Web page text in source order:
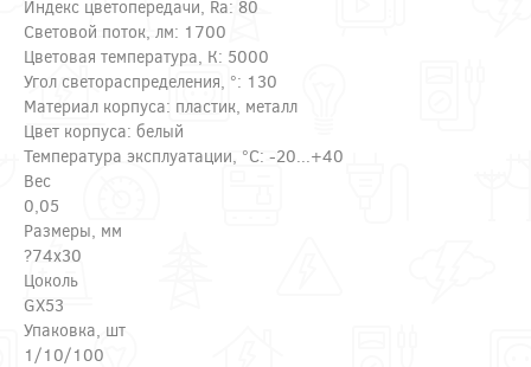
Индекс цветопередачи, Ra: 80
Световой поток, лм: 1700
Цветовая температура, К: 5000
Угол светораспределения, °: 130
Материал корпуса: пластик, металл
Цвет корпуса: белый
Температура эксплуатации, °С: -20...+40
Вес
0,05
Размеры, мм
?74x30
Цоколь
GX53
Упаковка, шт
1/10/100